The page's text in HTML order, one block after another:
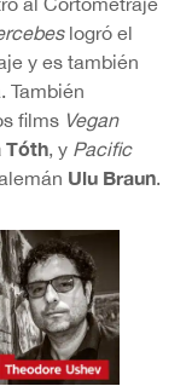
logró el
y es también
También
films Vegan
Tóth, y Pacific
Ulu Braun.